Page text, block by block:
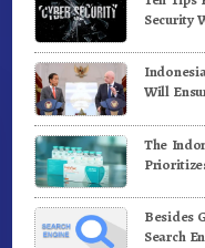
Benih Kopi Arabika
Security
Will
The
Vaccines
Besides
Search